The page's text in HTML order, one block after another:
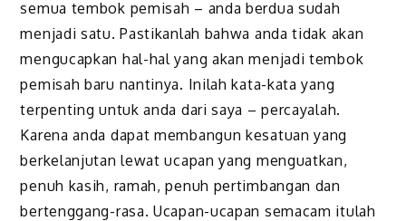
semua tembok pemisah – anda berdua sudah
menjadi satu. Pastikanlah bahwa anda tidak akan
mengucapkan hal-hal yang akan menjadi tembok
pemisah baru nantinya. Inilah kata-kata yang
terpenting untuk anda dari saya – percayalah.
Karena anda dapat membangun kesatuan yang
berkelanjutan lewat ucapan yang menguatkan,
penuh kasih, ramah, penuh pertimbangan dan
bertenggang-rasa. Ucapan-ucapan semacam itulah